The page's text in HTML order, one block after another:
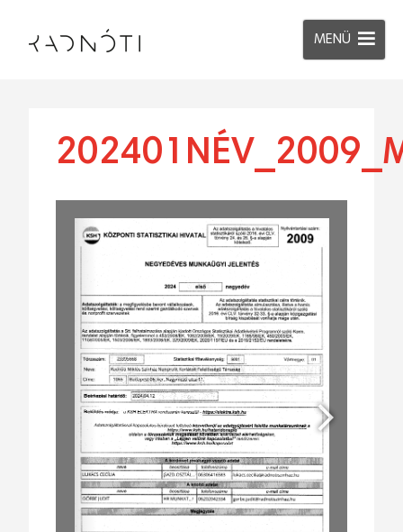
MENÜ